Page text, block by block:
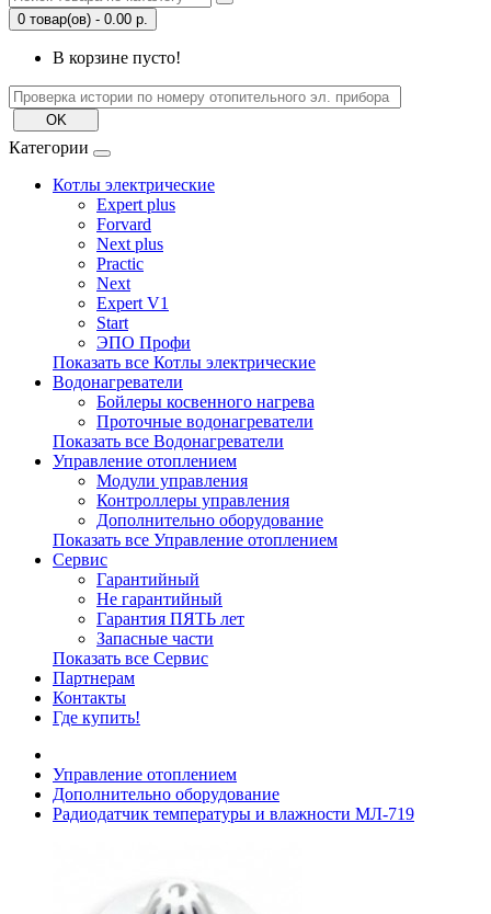
0 товар(ов) - 0.00 р.
В корзине пусто!
Категории
Котлы электрические
Expert plus
Forvard
Next plus
Practic
Next
Expert V1
Start
ЭПО Профи
Показать все Котлы электрические
Водонагреватели
Бойлеры косвенного нагрева
Проточные водонагреватели
Показать все Водонагреватели
Управление отоплением
Модули управления
Контроллеры управления
Дополнительно оборудование
Показать все Управление отоплением
Сервис
Гарантийный
Не гарантийный
Гарантия ПЯТЬ лет
Запасные части
Показать все Сервис
Партнерам
Контакты
Где купить!
Управление отоплением
Дополнительно оборудование
Радиодатчик температуры и влажности МЛ-719